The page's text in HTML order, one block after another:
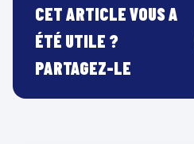
CET ARTICLE VOUS A
ÉTÉ UTILE ?
PARTAGEZ-LE